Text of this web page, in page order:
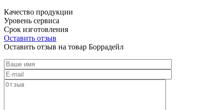
Качество продукции
Уровень сервиса
Срок изготовления
Оставить отзыв
Оставить отзыв на товар Боррадейл